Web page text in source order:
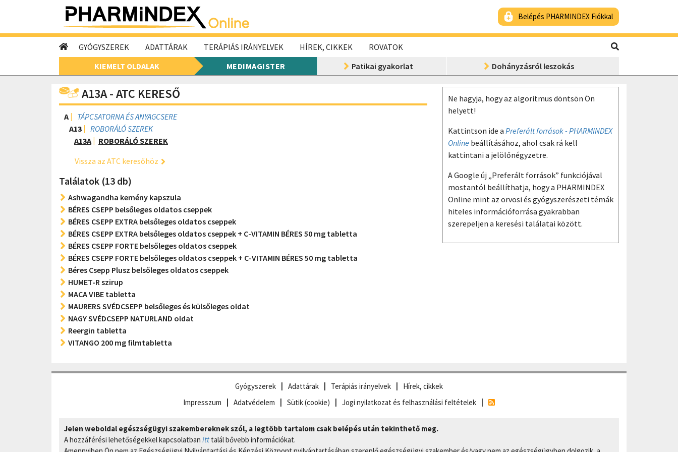
Belépés PHARMINDEX Fiókkal
GYÓGYSZEREK ADATTÁRAK TERÁPIÁS IRÁNYELVEK HÍREK, CIKKEK
ROVATOK
KIEMELT OLDALAK
MEDIMAGISTER Patikai gyakorlat Dohányzásról leszokás
A13A - ATC KERESŐ
A
TÁPCSATORNA ÉS ANYAGCSERE
A13
ROBORÁLÓ SZEREK
A13A
ROBORÁLÓ SZEREK
Vissza az ATC keresőhöz
Találatok (13 db)
Ashwagandha kemény kapszula
BÉRES CSEPP belsőleges oldatos cseppek
BÉRES CSEPP EXTRA belsőleges oldatos cseppek
BÉRES CSEPP EXTRA belsőleges oldatos cseppek + C-VITAMIN BÉRES 50 mg tabletta
BÉRES CSEPP FORTE belsőleges oldatos cseppek
BÉRES CSEPP FORTE belsőleges oldatos cseppek + C-VITAMIN BÉRES 50 mg tabletta
Béres Csepp Plusz belsőleges oldatos cseppek
HUMET-R szirup
MACA VIBE tabletta
MAURERS SVÉDCSEPP belsőleges és külsőleges oldat
NAGY SVÉDCSEPP NATURLAND oldat
Reergin tabletta
VITANGO 200 mg filmtabletta
Ne hagyja, hogy az algoritmus döntsön Ön
helyett!
Kattintson ide a Preferált források - PHARMINDEX
Online beállításához, ahol csak rá kell
kattintani a jelölőnégyzetre.
A Google új „Preferált források” funkciójával
mostantól beállíthatja, hogy a PHARMINDEX
Online mint az orvosi és gyógyszerészeti témák
hiteles információforrása gyakrabban
szerepeljen a keresési találatai között.
Gyógyszerek Adattárak Terápiás irányelvek
Hírek, cikkek
Impresszum
Adatvédelem Sütik (cookie) Jogi nyilatkozat és felhasználási feltételek
Jelen weboldal egészségügyi szakembereknek szól, a legtöbb tartalom csak belépés után tekinthető meg.
A hozzáférési lehetőségekkel kapcsolatban itt talál bővebb információkat.